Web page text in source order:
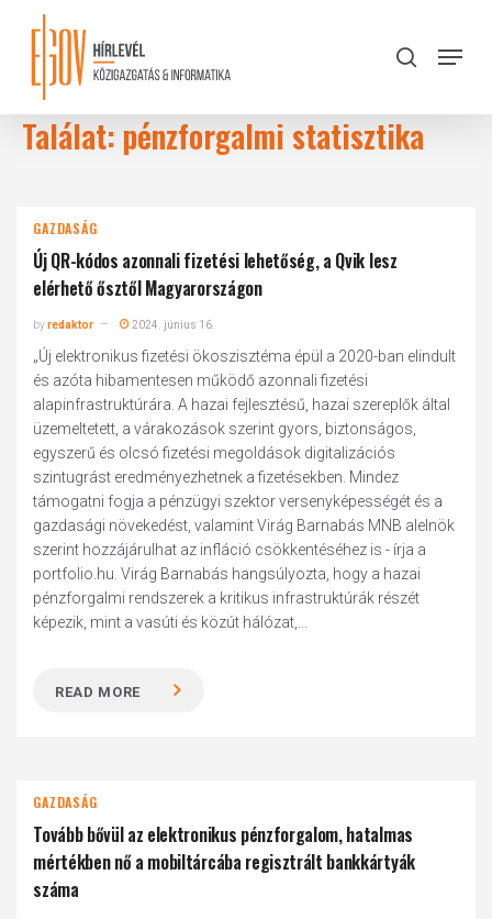
content
search
Menu
Találat: pénzforgalmi statisztika
GAZDASÁG
Új QR-kódos azonnali fizetési lehetőség, a Qvik lesz
elérhető ősztől Magyarországon
byredaktor 2024. június 16.
„Új elektronikus fizetési ökoszisztéma épül a 2020-ban elindult
és azóta hibamentesen működő azonnali fizetési
alapinfrastruktúrára. A hazai fejlesztésű, hazai szereplők által
üzemeltetett, a várakozások szerint gyors, biztonságos,
egyszerű és olcsó fizetési megoldások digitalizációs
szintugrást eredményezhetnek a fizetésekben. Mindez
támogatni fogja a pénzügyi szektor versenyképességét és a
gazdasági növekedést, valamint Virág Barnabás MNB alelnök
szerint hozzájárulhat az infláció csökkentéséhez is - írja a
portfolio.hu. Virág Barnabás hangsúlyozta, hogy a hazai
pénzforgalmi rendszerek a kritikus infrastruktúrák részét
képezik, mint a vasúti és közút hálózat,...
READ MORE
GAZDASÁG
Tovább bővül az elektronikus pénzforgalom, hatalmas
mértékben nő a mobiltárcába regisztrált bankkártyák
száma
Close